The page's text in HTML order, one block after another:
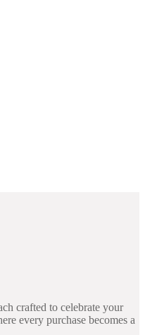
crafted to celebrate your
every purchase becomes a